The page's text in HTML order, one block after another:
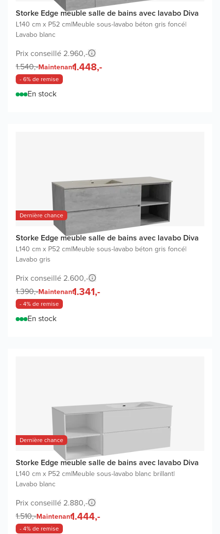
Storke Edge meuble salle de bains avec lavabo Diva
L140 cm x P52 cm|Meuble sous-lavabo béton gris foncé|
Lavabo blanc
Prix conseillé 2.960,-
1.540,-Maintenant1.448,-
- 6% de remise
En stock
Dernière chance
Storke Edge meuble salle de bains avec lavabo Diva
L140 cm x P52 cm|Meuble sous-lavabo béton gris foncé|
Lavabo gris
Prix conseillé 2.600,-
1.390,-Maintenant1.341,-
- 4% de remise
En stock
Dernière chance
Storke Edge meuble salle de bains avec lavabo Diva
L140 cm x P52 cm|Meuble sous-lavabo blanc brillant|
Lavabo blanc
Prix conseillé 2.880,-
1.510,-Maintenant1.444,-
- 4% de remise